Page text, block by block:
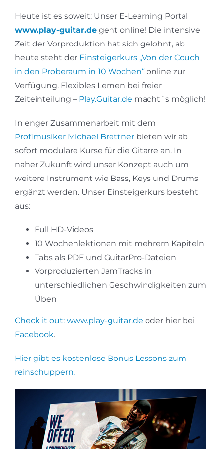
Heute ist es soweit: Unser E-Learning Portal
www.play-guitar.de geht online! Die intensive
Zeit der Vorproduktion hat sich gelohnt, ab
heute steht der Einsteigerkurs „Von der Couch
in den Proberaum in 10 Wochen“ online zur
Verfügung. Flexibles Lernen bei freier
Zeiteinteilung – Play.Guitar.de macht´s möglich!
In enger Zusammenarbeit mit dem
Profimusiker Michael Brettner bieten wir ab
sofort modulare Kurse für die Gitarre an. In
naher Zukunft wird unser Konzept auch um
weitere Instrument wie Bass, Keys und Drums
ergänzt werden. Unser Einsteigerkurs besteht
aus:
Full HD-Videos
10 Wochenlektionen mit mehrern Kapiteln
Tabs als PDF und GuitarPro-Dateien
Vorproduzierten JamTracks in
unterschiedlichen Geschwindigkeiten zum
Üben
Check it out: www.play-guitar.de oder hier bei
Facebook.
Hier gibt es kostenlose Bonus Lessons zum
reinschuppern.